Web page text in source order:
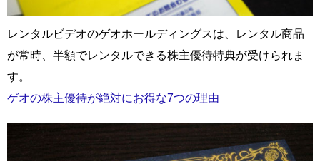
レンタルビデオのゲオホールディングスは、レンタル商品
が常時、半額でレンタルできる株主優待特典が受けられま
す。
ゲオの株主優待が絶対にお得な7つの理由